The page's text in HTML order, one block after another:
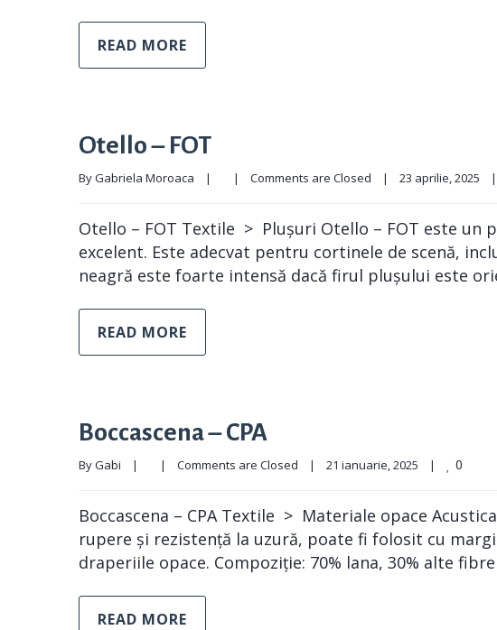
READ MORE
Otello – FOT
By Gabriela Moroaca | | Comments are Closed | 23 aprilie, 2025 |
Otello – FOT Textile > Plușuri Otello – FOT este
excelent. Este adecvat pentru cortinele de scenă,
neagră este foarte intensă dacă firul plușului este
READ MORE
Boccascena – CPA
By Gabi | | Comments are Closed | 21 ianuarie, 2025 | 0
Boccascena – CPA Textile > Materiale opace
rupere și rezistență la uzură, poate fi folosit cu
draperiile opace. Compoziție: 70% lana, 30% alte
READ MORE